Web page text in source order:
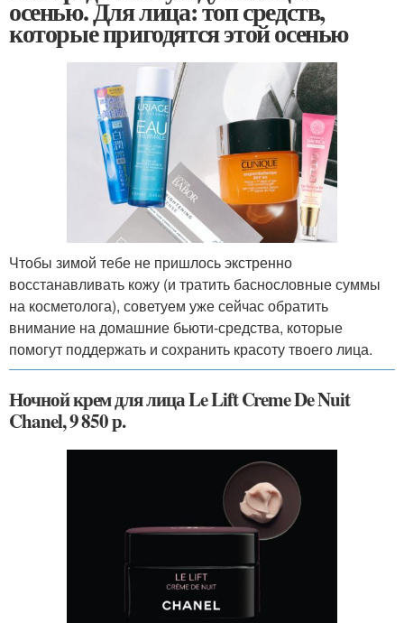
осенью. Для лица: топ средств,
которые пригодятся этой осенью
Чтобы зимой тебе не пришлось экстренно
восстанавливать кожу (и тратить баснословные суммы
на косметолога), советуем уже сейчас обратить
внимание на домашние бьюти-средства, которые
помогут поддержать и сохранить красоту твоего лица.
Ночной крем для лица Le Lift Creme De Nuit
Chanel, 9 850 р.